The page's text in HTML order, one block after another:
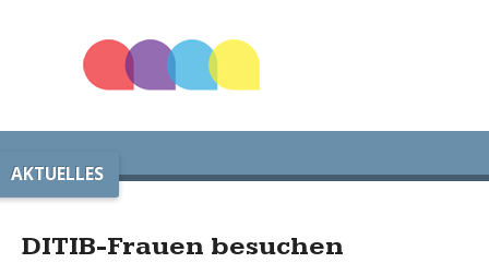
AKTUELLES
DITIB-Frauen besuchen